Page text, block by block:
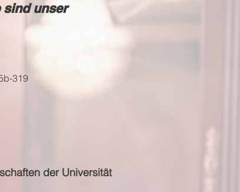
sind unser
319
der Universität